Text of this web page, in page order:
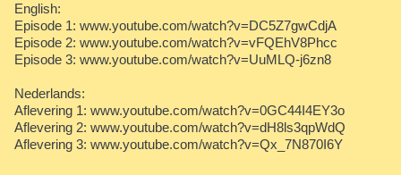
English:
Episode 1: www.youtube.com/watch?v=DC5Z7gwCdjA
Episode 2: www.youtube.com/watch?v=vFQEhV8Phcc
Episode 3: www.youtube.com/watch?v=UuMLQ-j6zn8
Nederlands:
Aflevering 1: www.youtube.com/watch?v=0GC44I4EY3o
Aflevering 2: www.youtube.com/watch?v=dH8ls3qpWdQ
Aflevering 3: www.youtube.com/watch?v=Qx_7N870I6Y